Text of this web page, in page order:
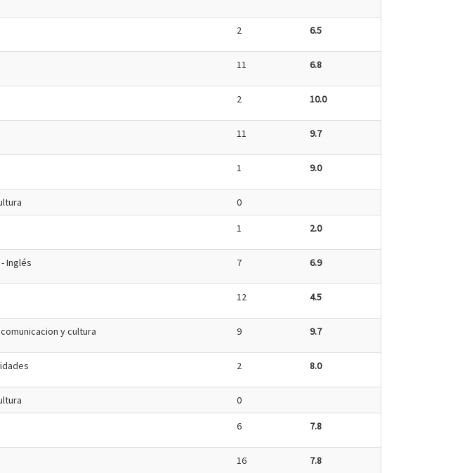
2 6.5
11 6.8
2 10.0
11 9.7
1 9.0
0
1 2.0
Inglés 7 6.9
12 4.5
y cultura 9 9.7
2 8.0
0
6 7.8
16 7.8